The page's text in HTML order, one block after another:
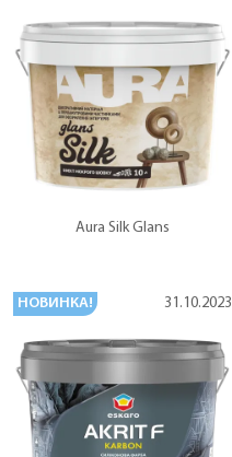
Aura Silk Glans
НОВИНКА! 31.10.2023